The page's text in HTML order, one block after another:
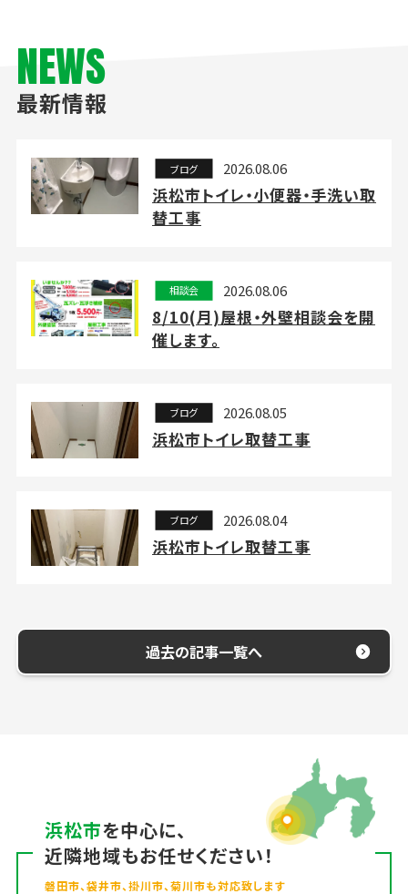
NEWS
最新情報
ブログ 2026.08.06
浜松市トイレ・小便器・手洗い取
替工事
相談会 2026.08.06
8/10(月)屋根・外壁相談会を開
催します。
ブログ 2026.08.05
浜松市トイレ取替工事
ブログ 2026.08.04
浜松市トイレ取替工事
過去の記事一覧へ
浜松市を中心に、
近隣地域もお任せください！
磐田市、袋井市、掛川市、菊川市も対応致します